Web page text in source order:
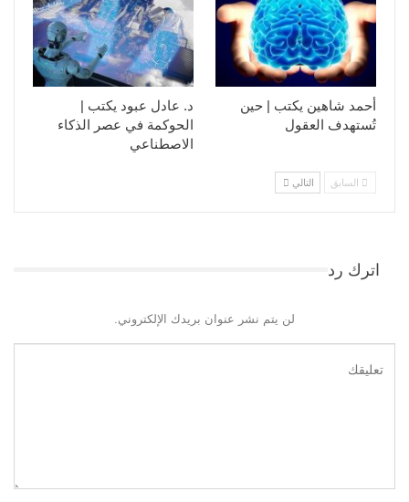
د. عادل عبود يكتب |
الحوكمة في عصر الذكاء
الاصطناعي
أحمد شاهين يكتب | حين
تُستهدف العقول
السابق التالي
اترك رد
لن يتم نشر عنوان بريدك الإلكتروني.